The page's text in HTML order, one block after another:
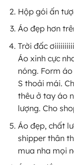
Hộp gói ấn
Áo đẹp hơn
Trời đấc
Áo xinh cực
nóng. Form
S thoải mái.
thêu ở tay áo
lượng. Cho
Áo đẹp, chất
shipper thân
mua nha mọi